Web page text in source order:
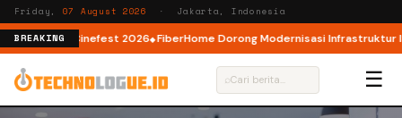
Friday, 07 August 2026 · Jakarta, Indonesia
BREAKING
lewat AI Cinefest 2026 FiberHome Dorong Modernisasi Infrastruktur ISP
⌕ ☰